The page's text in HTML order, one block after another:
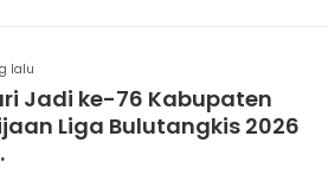
lalu
Jadi ke-76 Kabupaten
Liga Bulutangkis 2026